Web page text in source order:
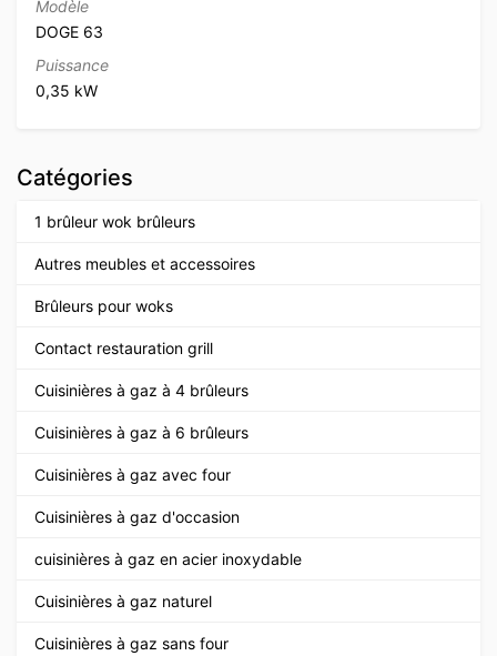
Modèle
DOGE 63
Puissance
0,35 kW
Catégories
1 brûleur wok brûleurs
Autres meubles et accessoires
Brûleurs pour woks
Contact restauration grill
Cuisinières à gaz à 4 brûleurs
Cuisinières à gaz à 6 brûleurs
Cuisinières à gaz avec four
Cuisinières à gaz d'occasion
cuisinières à gaz en acier inoxydable
Cuisinières à gaz naturel
Cuisinières à gaz sans four